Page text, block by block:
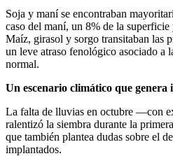
Soja y maní se encontraban
caso del maní, un 8% de la
Maíz, girasol y sorgo transitaban las
un leve atraso fenológico asociado a
normal.
Un escenario climático que
La falta de lluvias en octubre —con
ralentizó la siembra durante la
que también plantea dudas sobre el
implantados.